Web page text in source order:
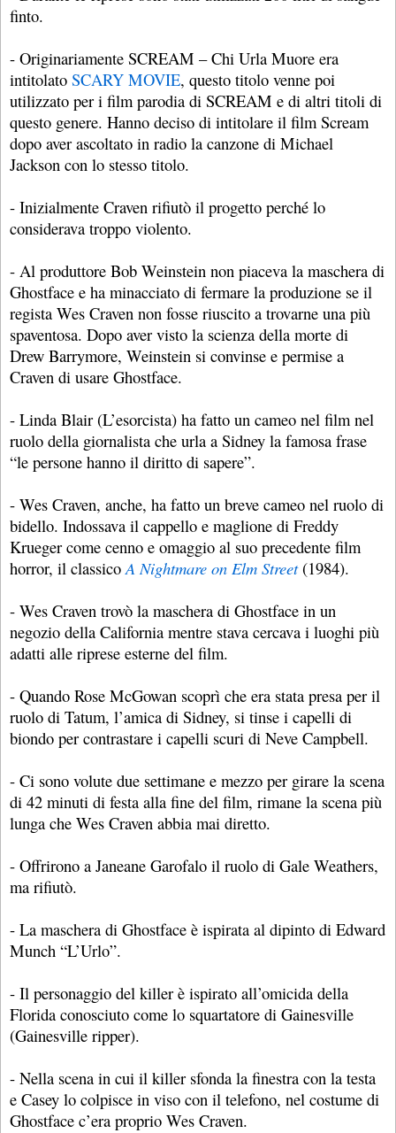
finto.
- Originariamente SCREAM – Chi Urla Muore era
intitolato SCARY MOVIE, questo titolo venne poi
utilizzato per i film parodia di SCREAM e di altri titoli di
questo genere. Hanno deciso di intitolare il film Scream
dopo aver ascoltato in radio la canzone di Michael
Jackson con lo stesso titolo.
- Inizialmente Craven rifiutò il progetto perché lo
considerava troppo violento.
- Al produttore Bob Weinstein non piaceva la maschera di
Ghostface e ha minacciato di fermare la produzione se il
regista Wes Craven non fosse riuscito a trovarne una più
spaventosa. Dopo aver visto la scienza della morte di
Drew Barrymore, Weinstein si convinse e permise a
Craven di usare Ghostface.
- Linda Blair (L’esorcista) ha fatto un cameo nel film nel
ruolo della giornalista che urla a Sidney la famosa frase
“le persone hanno il diritto di sapere”.
- Wes Craven, anche, ha fatto un breve cameo nel ruolo di
bidello. Indossava il cappello e maglione di Freddy
Krueger come cenno e omaggio al suo precedente film
horror, il classicoA Nightmare on Elm Street(1984).
- Wes Craven trovò la maschera di Ghostface in un
negozio della California mentre stava cercava i luoghi più
adatti alle riprese esterne del film.
- Quando Rose McGowan scoprì che era stata presa per il
ruolo di Tatum, l’amica di Sidney, si tinse i capelli di
biondo per contrastare i capelli scuri di Neve Campbell.
- Ci sono volute due settimane e mezzo per girare la scena
di 42 minuti di festa alla fine del film, rimane la scena più
lunga che Wes Craven abbia mai diretto.
- Offrirono a Janeane Garofalo il ruolo di Gale Weathers,
ma rifiutò.
- La maschera di Ghostface è ispirata al dipinto di Edward
Munch “L’Urlo”.
- Il personaggio del killer è ispirato all’omicida della
Florida conosciuto come lo squartatore di Gainesville
(Gainesville ripper).
- Nella scena in cui il killer sfonda la finestra con la testa
e Casey lo colpisce in viso con il telefono, nel costume di
Ghostface c’era proprio Wes Craven.